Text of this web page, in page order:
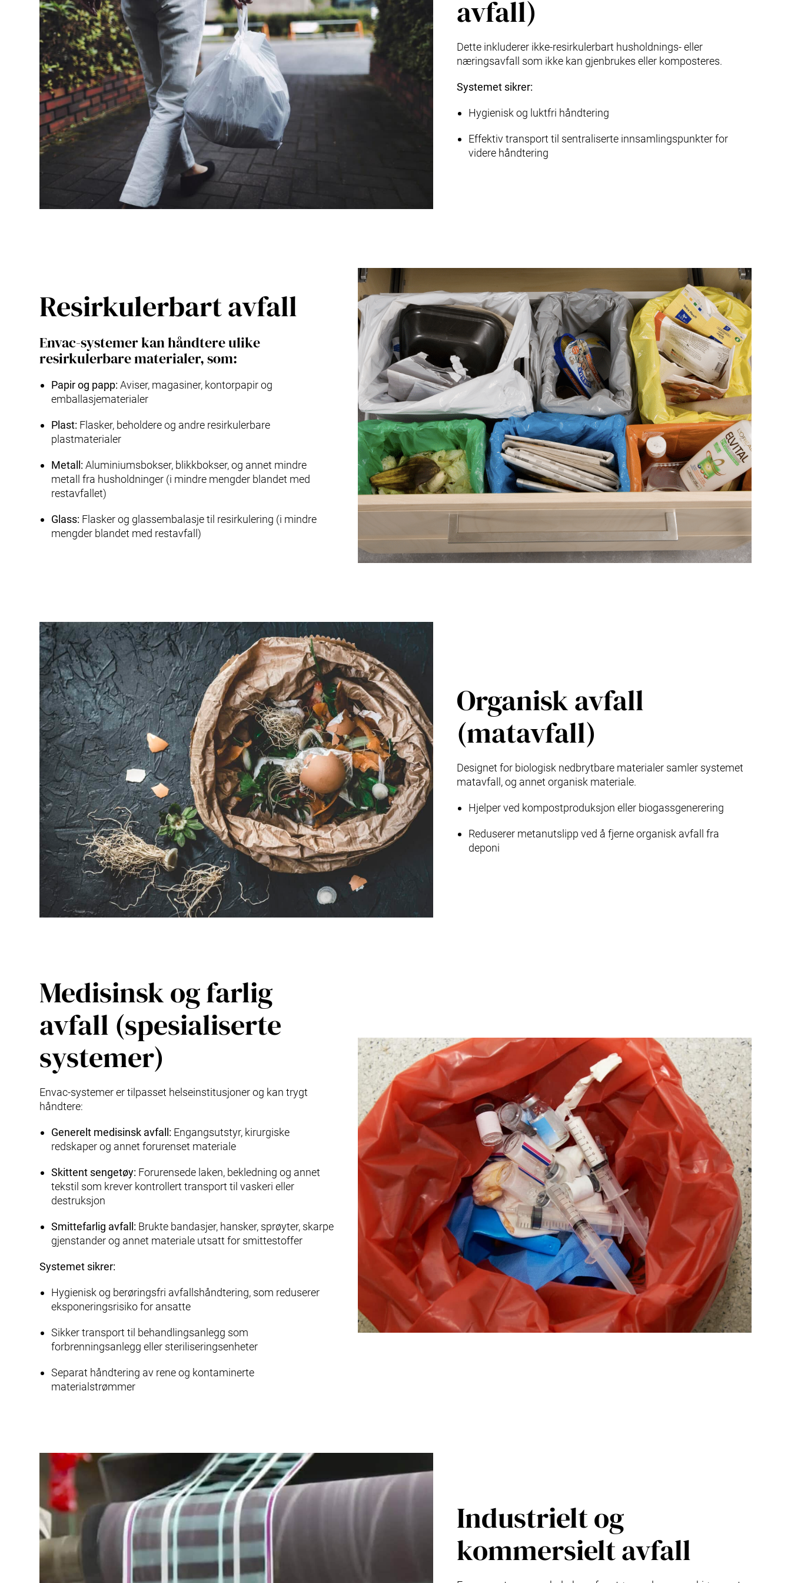
Karriere
avfall)
Dette inkluderer ikke-resirkulerbart husholdnings- eller
næringsavfall som ikke kan gjenbrukes eller komposteres.
Systemet sikrer:
Hygienisk og luktfri håndtering
Effektiv transport til sentraliserte innsamlingspunkter for
videre håndtering
Resirkulerbart avfall
Envac-systemer kan håndtere ulike
resirkulerbare materialer, som:
Papir og papp: Aviser, magasiner, kontorpapir og
emballasjematerialer
Plast: Flasker, beholdere og andre resirkulerbare
plastmaterialer
Metall: Aluminiumsbokser, blikkbokser, og annet mindre
metall fra husholdninger (i mindre mengder blandet med
restavfallet)
Glass: Flasker og glassembalasje til resirkulering (i mindre
mengder blandet med restavfall)
Organisk avfall
(matavfall)
Designet for biologisk nedbrytbare materialer samler systemet
matavfall, og annet organisk materiale.
Hjelper ved kompostproduksjon eller biogassgenerering
Reduserer metanutslipp ved å fjerne organisk avfall fra
deponi
Medisinsk og farlig
avfall (spesialiserte
systemer)
Envac-systemer er tilpasset helseinstitusjoner og kan trygt
håndtere:
Generelt medisinsk avfall: Engangsutstyr, kirurgiske
redskaper og annet forurenset materiale
Skittent sengetøy: Forurensede laken, bekledning og annet
tekstil som krever kontrollert transport til vaskeri eller
destruksjon
Smittefarlig avfall: Brukte bandasjer, hansker, sprøyter, skarpe
gjenstander og annet materiale utsatt for smittestoffer
Systemet sikrer:
Hygienisk og berøringsfri avfallshåndtering, som reduserer
eksponeringsrisiko for ansatte
Sikker transport til behandlingsanlegg som
forbrenningsanlegg eller steriliseringsenheter
Separat håndtering av rene og kontaminerte
materialstrømmer
Industrielt og
kommersielt avfall